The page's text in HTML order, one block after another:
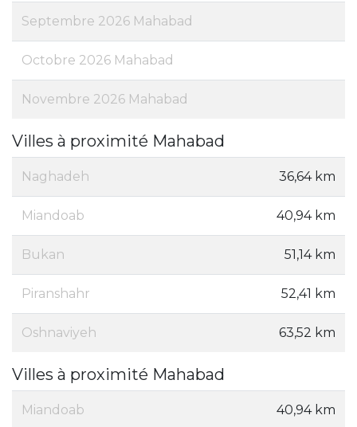
Septembre 2026 Mahabad
Octobre 2026 Mahabad
Novembre 2026 Mahabad
Villes à proximité Mahabad
Naghadeh 36,64 km
Miandoab 40,94 km
Bukan 51,14 km
Piranshahr 52,41 km
Oshnaviyeh 63,52 km
Villes à proximité Mahabad
Miandoab 40,94 km